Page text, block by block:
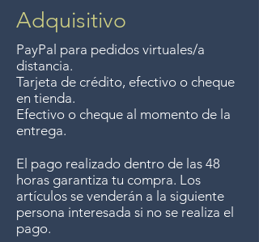
$4000 pesos. We accept returns
up to 7 days after the sale
unless the items are sale priced,
sorry, no returns on sale items.
We previously delivered to
Guadalajara for free but we no
longer offer that service.
Entrega gratis en toda la zona
del Lago de Chapala por
compras de $4000 pesos.
Adquisitivo
PayPal para pedidos virtuales/a
distancia.
Tarjeta de crédito, efectivo o cheque
en tienda.
Efectivo o cheque al momento de la
entrega.
El pago realizado dentro de las 48
horas garantiza tu compra. Los
artículos se venderán a la siguiente
persona interesada si no se realiza el
pago.